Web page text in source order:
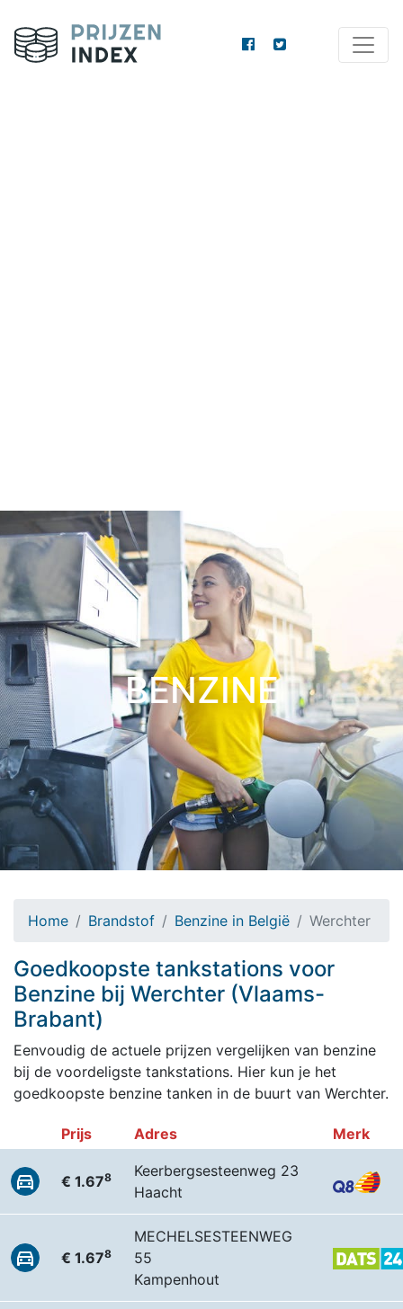
BENZINE
Home Brandstof Benzine in België Werchter
Goedkoopste tankstations voor
Benzine bij Werchter (Vlaams-
Brabant)
Eenvoudig de actuele prijzen vergelijken van benzine
bij de voordeligste tankstations. Hier kun je het
goedkoopste benzine tanken in de buurt van Werchter.
Prijs Adres Merk
€ 1.678
Keerbergsesteenweg 23
Haacht
€ 1.678
MECHELSESTEENWEG
55
Kampenhout